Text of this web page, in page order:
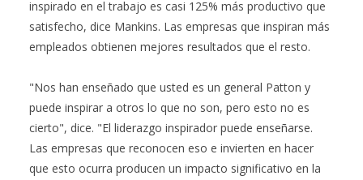
inspirado en el trabajo es casi 125% más productivo que
satisfecho, dice Mankins. Las empresas que inspiran más
empleados obtienen mejores resultados que el resto.
"Nos han enseñado que usted es un general Patton y
puede inspirar a otros lo que no son, pero esto no es
cierto", dice. "El liderazgo inspirador puede enseñarse.
Las empresas que reconocen eso e invierten en hacer
que esto ocurra producen un impacto significativo en la